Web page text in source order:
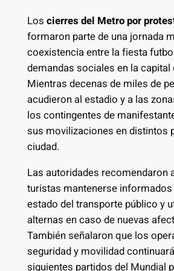
Los cierres del Metro por
formaron parte de una jornada
coexistencia entre la fiesta
demandas sociales en la capital
Mientras decenas de miles de
acudieron al estadio y a las
los contingentes de
sus movilizaciones en distintos
ciudad.
Las autoridades recomendaron
turistas mantenerse
estado del transporte público y
alternas en caso de nuevas
También señalaron que los
seguridad y movilidad
siguientes partidos del Mundial